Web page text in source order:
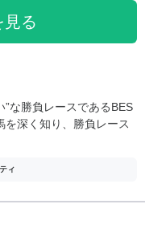
見る
”な勝負レースであるBES
深く知り、勝負レース
ィ